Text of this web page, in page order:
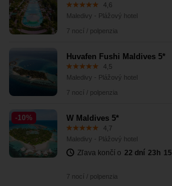
4,6
Maledivy - Plážový hotel
7 nocí / polpenzia
Huvafen Fushi Maldives 5*
4,5
Maledivy - Plážový hotel
7 nocí / polpenzia
W Maldives 5*
4,7
Maledivy - Plážový hotel
Zľava končí o 22 dní 23 h 15
7 nocí / polpenzia
-10%